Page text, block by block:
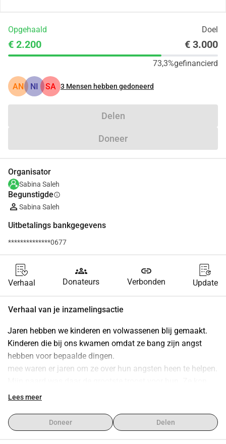
Opgehaald Doel
€ 2.200 € 3.000
73,3%gefinancierd
AN NI SA 3 Mensen hebben gedoneerd
Delen
Doneer
Organisator
Sabina Saleh
Begunstigdeinfo
Sabina Saleh
Uitbetalings bankgegevens
**************0677
Verhaal
groups
Donateurs
link
Verbonden Update
Verhaal van je inzamelingsactie
Jaren hebben we kinderen en volwassenen blij gemaakt.
Kinderen die bij ons kwamen omdat ze bang zijn angst
hebben voor bepaalde dingen.
mee waren er jaren om ze over hun angsten heen te helpen.
luisteren en gaf knuffels aan mensen en kinderen die daar
vele mensen en kinderen heeft ze geholpen maar helaas
heb ik mijn meisje moeten laten gaan. Geen rijden meer
Lees meer
Doneer Delen